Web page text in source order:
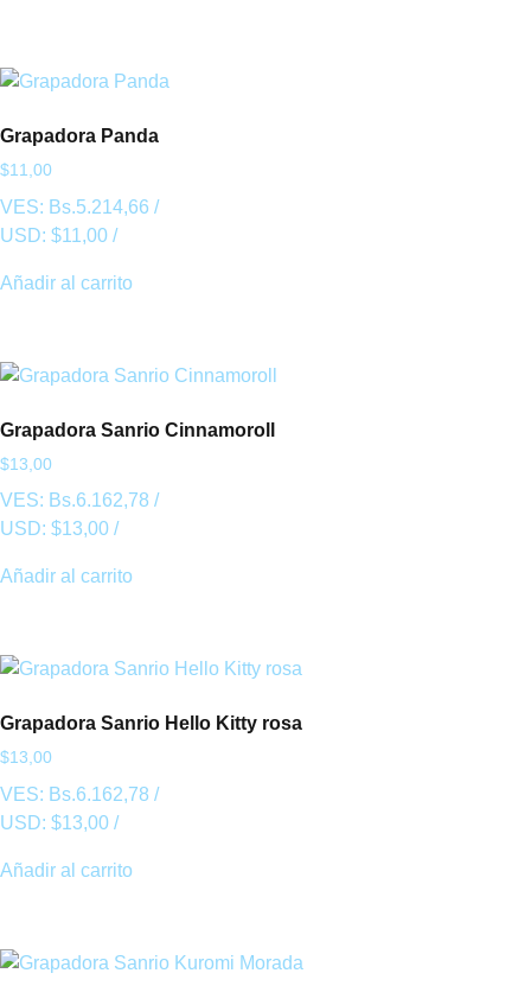
Grapadora Panda
$11,00
VES: Bs.5.214,66 /
USD: $11,00 /
Añadir al carrito
Grapadora Sanrio Cinnamoroll
$13,00
VES: Bs.6.162,78 /
USD: $13,00 /
Añadir al carrito
Grapadora Sanrio Hello Kitty rosa
$13,00
VES: Bs.6.162,78 /
USD: $13,00 /
Añadir al carrito